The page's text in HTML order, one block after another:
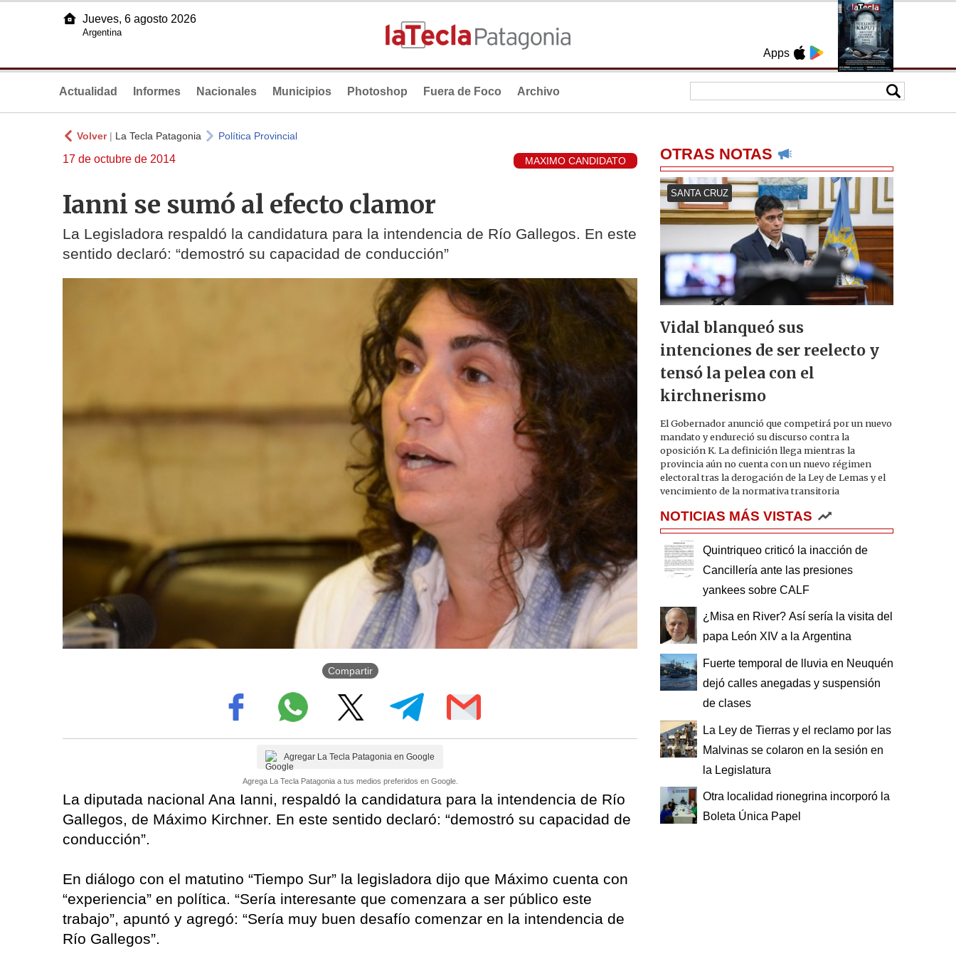
Apps
Jueves, 6 agosto 2026
Argentina
Actualidad Informes Nacionales Municipios Photoshop Fuera de Foco Archivo
Volver| La Tecla Patagonia Política Provincial
17 de octubre de 2014 MAXIMO CANDIDATO
Ianni se sumó al efecto clamor
La Legisladora respaldó la candidatura para la intendencia de Río Gallegos. En este
sentido declaró: “demostró su capacidad de conducción”
Compartir
Agregar La Tecla Patagonia en Google
Agrega La Tecla Patagonia a tus medios preferidos en Google.
La diputada nacional Ana Ianni, respaldó la candidatura para la intendencia de Río
Gallegos, de Máximo Kirchner. En este sentido declaró: “demostró su capacidad de
conducción”.
En diálogo con el matutino “Tiempo Sur” la legisladora dijo que Máximo cuenta con
“experiencia” en política. “Sería interesante que comenzara a ser público este
trabajo”, apuntó y agregó: “Sería muy buen desafío comenzar en la intendencia de
Río Gallegos”.
OTRAS NOTAS
SANTA CRUZ
Vidal blanqueó sus
intenciones de ser reelecto y
tensó la pelea con el
kirchnerismo
El Gobernador anunció que competirá por un nuevo
mandato y endureció su discurso contra la
oposición K. La definición llega mientras la
provincia aún no cuenta con un nuevo régimen
electoral tras la derogación de la Ley de Lemas y el
vencimiento de la normativa transitoria
NOTICIAS MÁS VISTAS
Quintriqueo criticó la inacción de
Cancillería ante las presiones
yankees sobre CALF
¿Misa en River? Así sería la visita del
papa León XIV a la Argentina
Fuerte temporal de lluvia en Neuquén
dejó calles anegadas y suspensión
de clases
La Ley de Tierras y el reclamo por las
Malvinas se colaron en la sesión en
la Legislatura
Otra localidad rionegrina incorporó la
Boleta Única Papel